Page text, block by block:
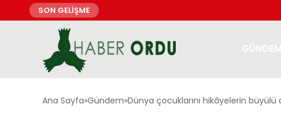
SON GELİŞME
Ana Sayfa Gündem Dünya çocuklarını hikâyelerin